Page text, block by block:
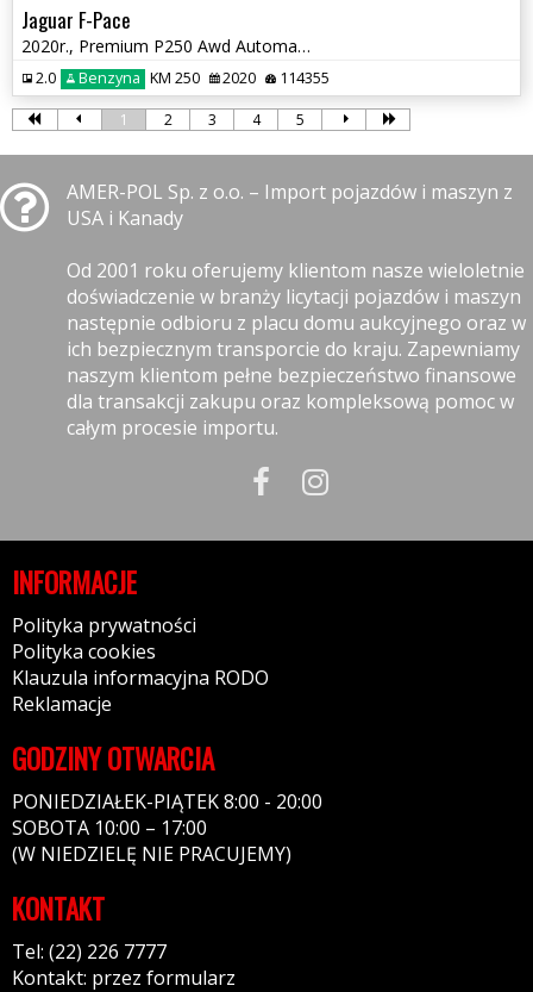
Jaguar F-Pace
2020r., Premium P250 Awd Automatic, 2L, od ubezpieczalni
2.0 Benzyna KM 250 2020 114355
1 2 3 4 5
AMER-POL Sp. z o.o. – Import pojazdów i maszyn z
USA i Kanady
Od 2001 roku oferujemy klientom nasze wieloletnie
doświadczenie w branży licytacji pojazdów i maszyn
następnie odbioru z placu domu aukcyjnego oraz w
ich bezpiecznym transporcie do kraju. Zapewniamy
naszym klientom pełne bezpieczeństwo finansowe
dla transakcji zakupu oraz kompleksową pomoc w
całym procesie importu.
INFORMACJE
Polityka prywatności
Polityka cookies
Klauzula informacyjna RODO
Reklamacje
GODZINY OTWARCIA
PONIEDZIAŁEK-PIĄTEK 8:00 - 20:00
SOBOTA 10:00 – 17:00
(W NIEDZIELĘ NIE PRACUJEMY)
KONTAKT
Tel: (22) 226 7777
Kontakt: przez formularz